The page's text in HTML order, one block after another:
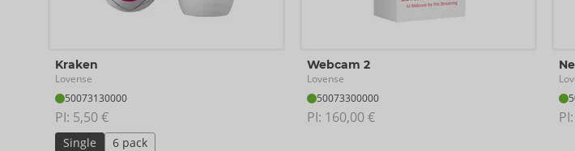
Silicone.
Kraken
Lovense
50073130000
PI: 5,50 €
Single 6 pack
Webcam 2
Lovense
50073300000
PI: 160,00 € PI: